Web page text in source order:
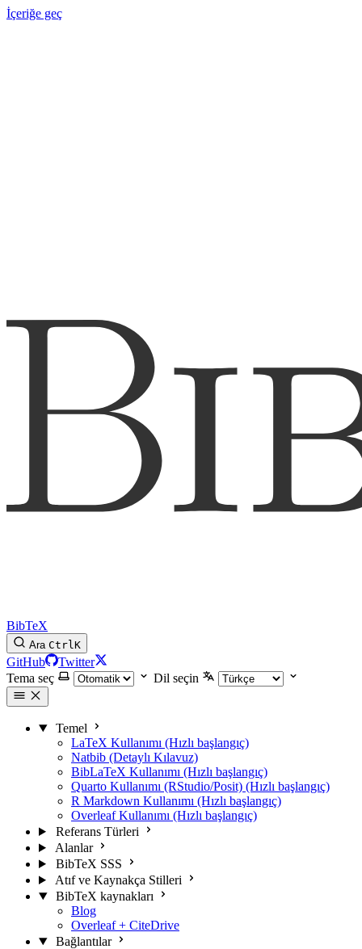
İçeriğe geç
BibTeX
Ara CtrlK
GitHub
Twitter
Tema seç
Dil seçin
Temel
LaTeX Kullanımı (Hızlı başlangıç)
Natbib (Detaylı Kılavuz)
BibLaTeX Kullanımı (Hızlı başlangıç)
Quarto Kullanımı (RStudio/Posit) (Hızlı başlangıç)
R Markdown Kullanımı (Hızlı başlangıç)
Overleaf Kullanımı (Hızlı başlangıç)
Referans Türleri
Alanlar
BibTeX SSS
Atıf ve Kaynakça Stilleri
BibTeX kaynakları
Blog
Overleaf + CiteDrive
Bağlantılar